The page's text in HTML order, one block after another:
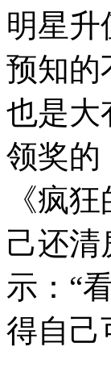
明星升
预知的
也是大
领奖的
《疯
己还清
示：“
得自己